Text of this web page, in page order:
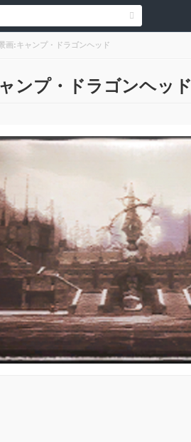
画:キャンプ・ドラゴンヘッド
ンプ・ドラゴンヘッド